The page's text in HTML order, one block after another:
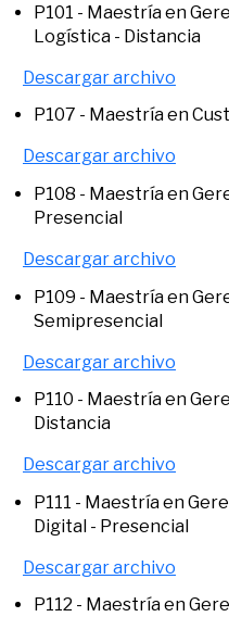
P101 - Maestría en
Logística - Distancia
Descargar archivo
P107 - Maestría en
Descargar archivo
P108 - Maestría en
Presencial
Descargar archivo
P109 - Maestría en
Semipresencial
Descargar archivo
P110 - Maestría en
Distancia
Descargar archivo
P111 - Maestría en
Digital - Presencial
Descargar archivo
P112 - Maestría en